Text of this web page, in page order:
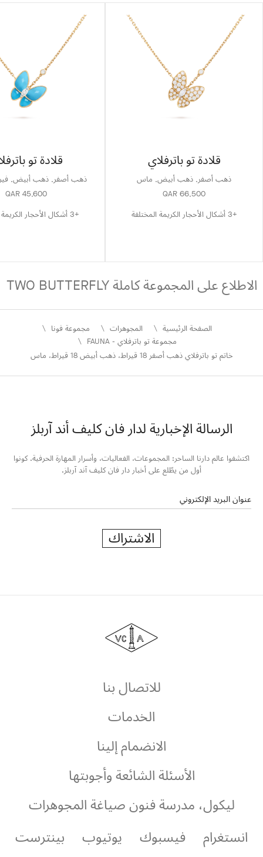
قلادة تو باترفلاي
ذهب أصفر, ذهب أبيض, ماس
QAR 66,500
+3 أشكال الأحجار الكريمة المختلفة
قلادة تو
ذهب أصفر, ذهب أبيض,
QAR 45,600
+3 أشكال الأحجار الكريمة المختلفة
الاطلاع على المجموعة كاملة TWO BUTTERFLY
الصفحة الرئيسية المجوهرات
مجموعة فونا
مجموعة تو باترفلاي - FAUNA
خاتم تو باترفلاي ذهب أصفر 18 قيراط، ذهب أبيض 18 قيراط، ماس
الرسالة الإخبارية لدار فان كليف أند آربلز
اكتشفوا عالم دارنا الساحر: المجموعات، الفعاليات، وأسرار المهارة الحرفية. كونوا
أول من يطّلع على أخبار دار فان كليف آند آربلز.
عنوان البريد الإلكتروني
فان
كليف
آربلز
للاتصال بنا
الخدمات
الانضمام إلينا
الأسئلة الشائعة وأجوبتها
ليكول، مدرسة فنون صياغة المجوهرات
انستغرام
فيسبوك يوتيوب بينترست